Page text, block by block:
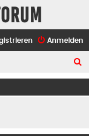
Anmelden